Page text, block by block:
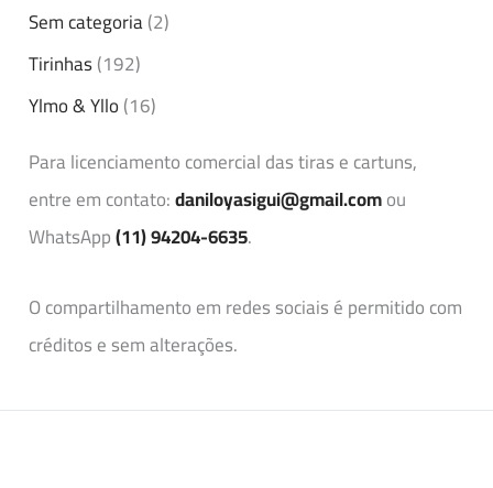
Sem categoria(2)
Tirinhas(192)
Ylmo & Yllo(16)
Para licenciamento comercial das tiras e cartuns,
entre em contato:daniloyasigui@gmail.comou
WhatsApp(11) 94204-6635.
O compartilhamento em redes sociais é permitido com
créditos e sem alterações.